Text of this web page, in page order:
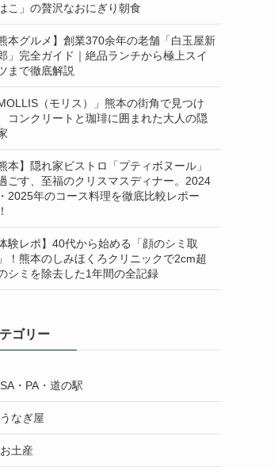
こ」の贅沢なおにぎり朝食
熊本グルメ】創業370余年の老舗「白玉屋新
」完全ガイド｜絶品ランチから極上スイ
まで徹底解説
MOLLIS（モリス）」熊本の街角で見つけ
コンクリートと珈琲に囲まれた大人の隠
熊本】隠れ家ビストロ「プティボヌール」
ごす、至福のクリスマスディナー。2024
2025年のコース料理を徹底比較レポー
体験レポ】40代から始める「顔のシミ取
！熊本のしみほくろクリニックで2cm超
シミを除去した1年間の全記録
ゴリー
SA・PA・道の駅
うなぎ屋
お土産